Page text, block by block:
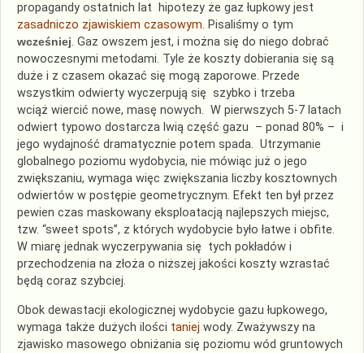
propagandy ostatnich lat hipotezy że gaz łupkowy jest
zasadniczo zjawiskiem czasowym. Pisaliśmy o tym
wcześniej. Gaz owszem jest, i można się do niego dobrać
nowoczesnymi metodami. Tyle że koszty dobierania się są
duże i z czasem okazać się mogą zaporowe. Przede
wszystkim odwierty wyczerpują się szybko i trzeba
wciąż wiercić nowe, masę nowych. W pierwszych 5-7 latach
odwiert typowo dostarcza lwią część gazu – ponad 80% – i
jego wydajność dramatycznie potem spada. Utrzymanie
globalnego poziomu wydobycia, nie mówiąc już o jego
zwiększaniu, wymaga więc zwiększania liczby kosztownych
odwiertów w postępie geometrycznym. Efekt ten był przez
pewien czas maskowany eksploatacją najlepszych miejsc,
tzw. “sweet spots”, z których wydobycie było łatwe i obfite.
W miarę jednak wyczerpywania się tych pokładów i
przechodzenia na złoża o niższej jakości koszty wzrastać
będą coraz szybciej.
Obok dewastacji ekologicznej wydobycie gazu łupkowego,
wymaga także dużych ilości taniej wody. Zważywszy na
zjawisko masowego obniżania się poziomu wód gruntowych